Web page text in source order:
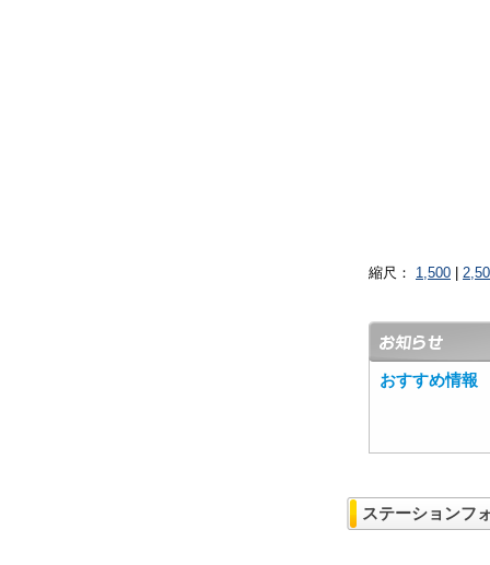
縮尺： 1,500
おすすめ情報
ステーションフ